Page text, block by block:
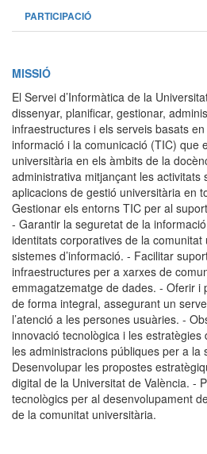
PARTICIPACIÓ
MISSIÓ
El Servei d’Informàtica de la
dissenyar, planificar, gestionar,
infraestructures i els serveis basats
informació i la comunicació (TIC) que
universitària en els àmbits de la
administrativa mitjançant les activitats
aplicacions de gestió universitària en
Gestionar els entorns TIC per al
- Garantir la seguretat de la
identitats corporatives de la
sistemes d’informació. - Facilitar
infraestructures per a xarxes de
emmagatzematge de dades. - Oferir i
de forma integral, assegurant un
l’atenció a les persones usuàries. -
innovació tecnològica i les
les administracions públiques per a la
Desenvolupar les propostes
digital de la Universitat de València. -
tecnològics per al desenvolupament
de la comunitat universitària.